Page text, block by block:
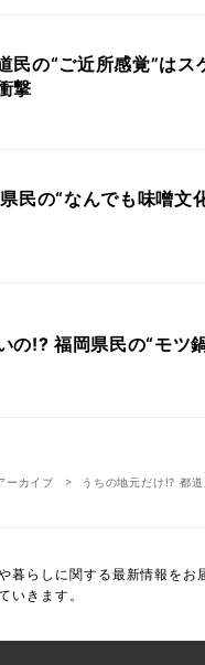
民の“ご近所感覚”は
撃
県民の“なんでも味噌
の!? 福岡県民の“モツ
ーカイブ うちの地元だけ!? 都
暮らしに関する最新情報をお
いきます。